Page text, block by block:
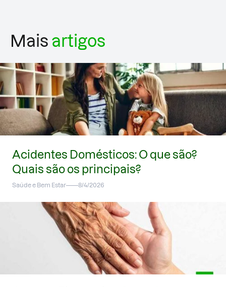
Mais artigos
Acidentes Domésticos: O que são?
Quais são os principais?
Saúde e Bem Estar 8/4/2026